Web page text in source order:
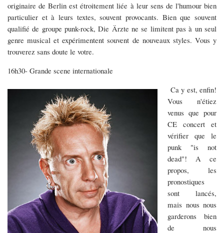
originaire de Berlin est étroitement liée à leur sens de l'humour bien
particulier et à leurs textes, souvent provocants. Bien que souvent
qualifié de groupe punk-rock, Die Ärzte ne se limitent pas à un seul
genre musical et expérimentent souvent de nouveaux styles. Vous y
trouverez sans doute le votre.
16h30- Grande scene internationale
Ca y est, enfin!
Vous n'étiez
venus que pour
CE concert et
vérifier que le
punk "is not
dead"! A ce
propos, les
pronostiques
sont lancés,
mais nous nous
garderons bien
de nous